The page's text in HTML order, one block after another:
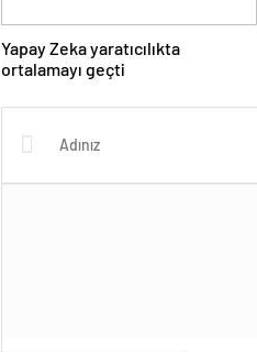
Yapay Zeka yaratıcılıkta
ortalamayı geçti